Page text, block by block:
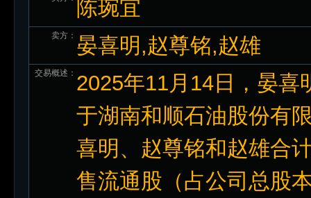
陈琬宜
卖方： 晏喜明,赵尊铭,赵雄
交易概述： 2025年11月14日，晏喜
于湖南和顺石油股份有
喜明、赵尊铭和赵雄合
售流通股（占公司总股